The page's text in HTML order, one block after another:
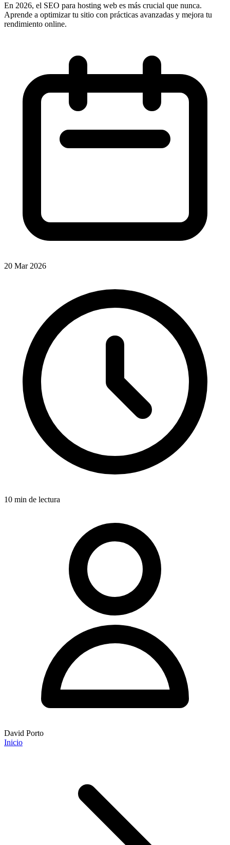
En 2026, el SEO para hosting web es más crucial que nunca.
Aprende a optimizar tu sitio con prácticas avanzadas y mejora tu
rendimiento online.
20 Mar 2026
10 min de lectura
David Porto
Inicio